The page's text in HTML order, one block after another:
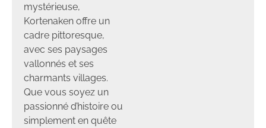
mystérieuse,
Kortenaken offre un
cadre pittoresque,
avec ses paysages
vallonnés et ses
charmants villages.
Que vous soyez un
passionné d’histoire ou
simplement en quête